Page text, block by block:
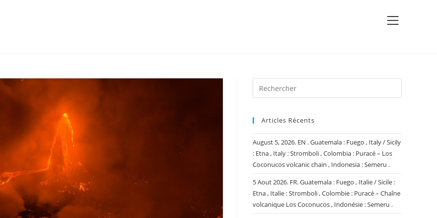
View
Articles Récents
August 5, 2026. EN . Guatemala : Fuego , Italy / Sicily
: Etna , Italy : Stromboli , Colombia : Puracé – Los
Coconucos volcanic chain , Indonesia : Semeru .
5 Aout 2026. FR. Guatemala : Fuego , Italie / Sicile :
Etna , Italie : Stromboli , Colombie : Puracé – Chaîne
volcanique Los Coconucos , Indonésie : Semeru .